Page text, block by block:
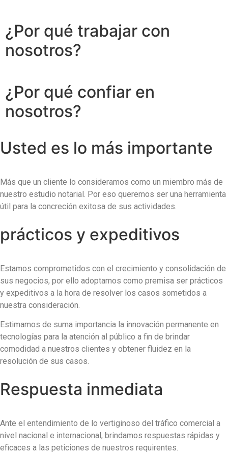
¿Por qué trabajar con
nosotros?
¿Por qué confiar en
nosotros?
Usted es lo más importante
Más que un cliente lo consideramos como un miembro más de
nuestro estudio notarial. Por eso queremos ser una herramienta
útil para la concreción exitosa de sus actividades.
prácticos y expeditivos
Estamos comprometidos con el crecimiento y consolidación de
sus negocios, por ello adoptamos como premisa ser prácticos
y expeditivos a la hora de resolver los casos sometidos a
nuestra consideración.
Estimamos de suma importancia la innovación permanente en
tecnologías para la atención al público a fin de brindar
comodidad a nuestros clientes y obtener fluidez en la
resolución de sus casos.
Respuesta inmediata
Ante el entendimiento de lo vertiginoso del tráfico comercial a
nivel nacional e internacional, brindamos respuestas rápidas y
eficaces a las peticiones de nuestros requirentes.